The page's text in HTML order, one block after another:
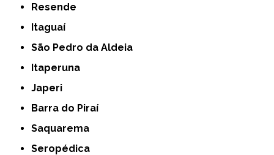
Resende
Itaguaí
São Pedro da Aldeia
Itaperuna
Japeri
Barra do Piraí
Saquarema
Seropédica